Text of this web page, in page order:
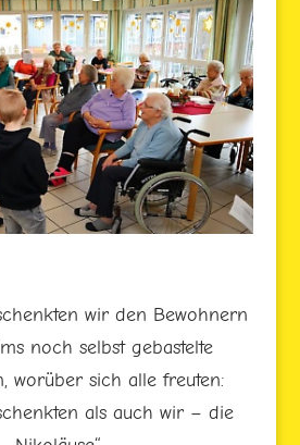
wir den Bewohnern
noch selbst gebastelte
worüber sich alle freuten:
als auch wir – die